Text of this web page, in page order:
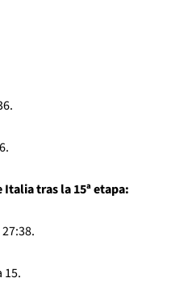
tras la 15ª etapa:
15.